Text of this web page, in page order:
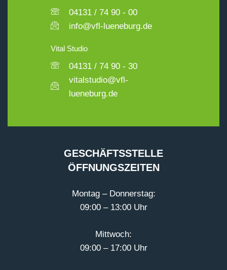
04131 / 74 90 - 00
info@vfl-lueneburg.de
Vital Studio
04131 / 74 90 - 30
vitalstudio@vfl-
lueneburg.de
GESCHÄFTSSTELLE
ÖFFNUNGSZEITEN
Montag – Donnerstag:
09:00 – 13:00 Uhr
Mittwoch:
09:00 – 17:00 Uhr